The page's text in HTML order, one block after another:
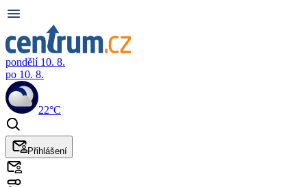
pondělí 10. 8.
po 10. 8.
22°C
Přihlášení